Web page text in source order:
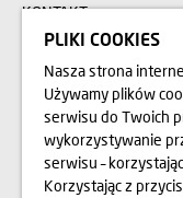
KONTAKT
ZAKUPIMY GRUNTY
RELACJE
O NAS
PLIKI COOKIES
Nasza strona
Używamy plików
serwisu do Twoich
wykorzystywanie
serwisu –
Korzystając z